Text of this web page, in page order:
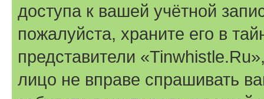
доступа к вашей учётной
пожалуйста, храните его в
представители
лицо не вправе спрашивать